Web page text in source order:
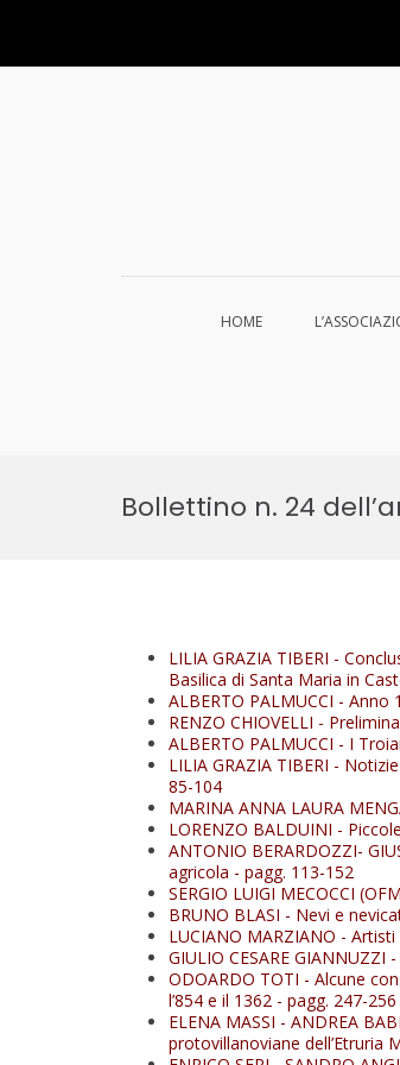
HOME
Bollettino n. 24
LILIA GRAZIA TIBERI -
Basilica di Santa Maria in
ALBERTO PALMUCCI - Anno
RENZO CHIOVELLI -
ALBERTO PALMUCCI - I
LILIA GRAZIA TIBERI -
85-104
MARINA ANNA LAURA
LORENZO BALDUINI -
ANTONIO BERARDOZZI-
agricola - pagg. 113-152
SERGIO LUIGI MECOCCI
BRUNO BLASI - Nevi e
LUCIANO MARZIANO - Artisti
GIULIO CESARE GIANNUZZI
ODOARDO TOTI - Alcune
l’854 e il 1362 - pagg. 247-256
ELENA MASSI - ANDREA
protovillanoviane dell’Etruria